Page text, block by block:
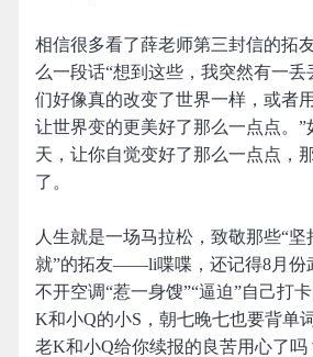
相信很多看了薛老师第三封信的拓
么一段话“想到这些，我突然有一
们好像真的改变了世界一样，或者
让世界变的更美好了那么一点点。”
天，让你自觉变好了那么一点点，
了。
人生就是一场马拉松，致敬那些“
就”的拓友——li喋喋，还记得8月份
不开空调“惹一身馊”“逼迫”自己打
K和小Q的小S，朝七晚七也要背单
老K和小Q给你续报的良苦用心了吗